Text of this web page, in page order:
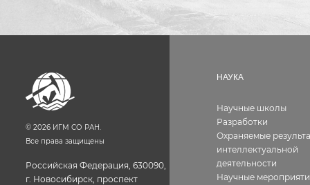
© 2026 ИГМ СО РАН.
Все права защищены
Российская Федерация, 630090,
г. Новосибирск, проспект
НАУКА
Научные школы
Разработки
Охраняемые
интеллектуальной
деятельности
Научные